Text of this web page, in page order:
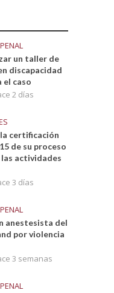
un taller de
discapacidad
el caso
2 días
certificación
de su proceso
actividades
3 días
anestesista del
por violencia
3 semanas